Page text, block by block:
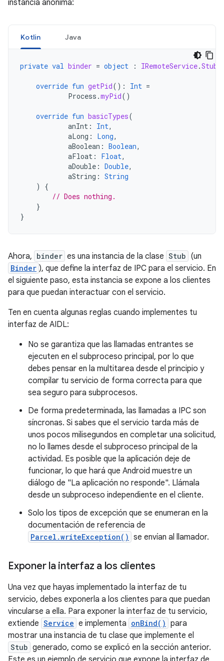
instancia anónima:
Kotlin Java
private val binder = object : IRemoteService.Stub
override fun getPid(): Int =
Process .myPid()
override fun basicTypes(
anInt : Int,
aLong : Long,
aBoolean : Boolean,
aFloat : Float,
aDouble : Double,
aString : String
)
{
// Does nothing.
}
}
Ahora, binder es una instancia de la clase Stub (un
Binder ), que define la interfaz de IPC para el servicio. En
el siguiente paso, esta instancia se expone a los clientes
para que puedan interactuar con el servicio.
Ten en cuenta algunas reglas cuando implementes tu
interfaz de AIDL:
No se garantiza que las llamadas entrantes se
ejecuten en el subproceso principal, por lo que
debes pensar en la multitarea desde el principio y
compilar tu servicio de forma correcta para que
sea seguro para subprocesos.
De forma predeterminada, las llamadas a IPC son
síncronas. Si sabes que el servicio tarda más de
unos pocos milisegundos en completar una solicitud,
no lo llames desde el subproceso principal de la
actividad. Es posible que la aplicación deje de
funcionar, lo que hará que Android muestre un
diálogo de "La aplicación no responde". Llámala
desde un subproceso independiente en el cliente.
Solo los tipos de excepción que se enumeran en la
documentación de referencia de
Parcel.writeException() se envían al llamador.
Exponer la interfaz a los clientes
Una vez que hayas implementado la interfaz de tu
servicio, debes exponerla a los clientes para que puedan
vincularse a ella. Para exponer la interfaz de tu servicio,
extiende Service e implementa onBind() para
mostrar una instancia de tu clase que implemente el
Stub generado, como se explicó en la sección anterior.